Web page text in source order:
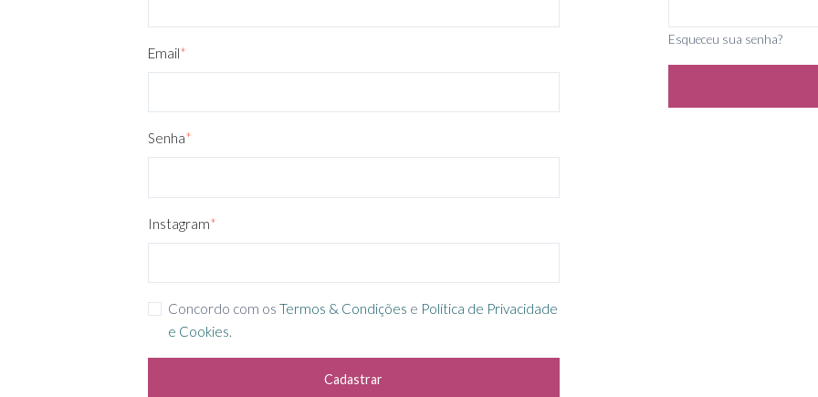
Email*
Senha*
Instagram*
Concordo com osTermos & Condições e Política de Privacidade
e Cookies.
Cadastrar
Esqueceu sua senha?